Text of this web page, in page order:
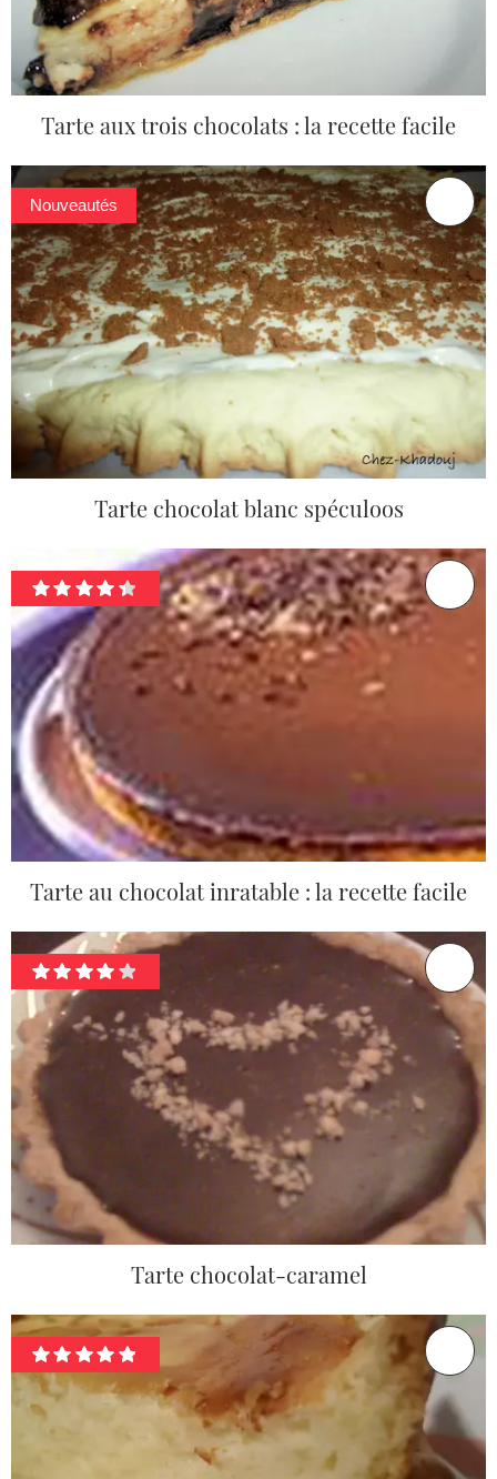
Tarte aux trois chocolats : la recette facile
Nouveautés
Tarte chocolat blanc spéculoos
Tarte au chocolat inratable : la recette facile
Tarte chocolat-caramel